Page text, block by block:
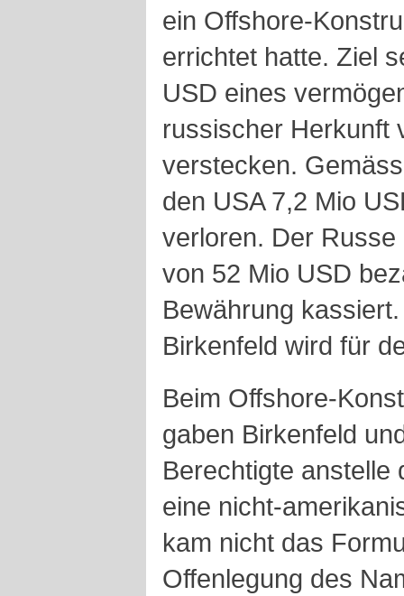
ein Offshore-
errichtet hatte. Ziel
USD eines
russischer Herkunft
verstecken.
den USA 7,2 Mio
verloren. Der
von 52 Mio USD
Bewährung
Birkenfeld wird für
Beim Offshore-
gaben Birkenfeld
Berechtigte anstelle
eine nicht-
kam nicht das
Offenlegung des